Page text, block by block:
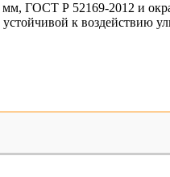
ГОСТ Р 52169-2012 и
к воздействию